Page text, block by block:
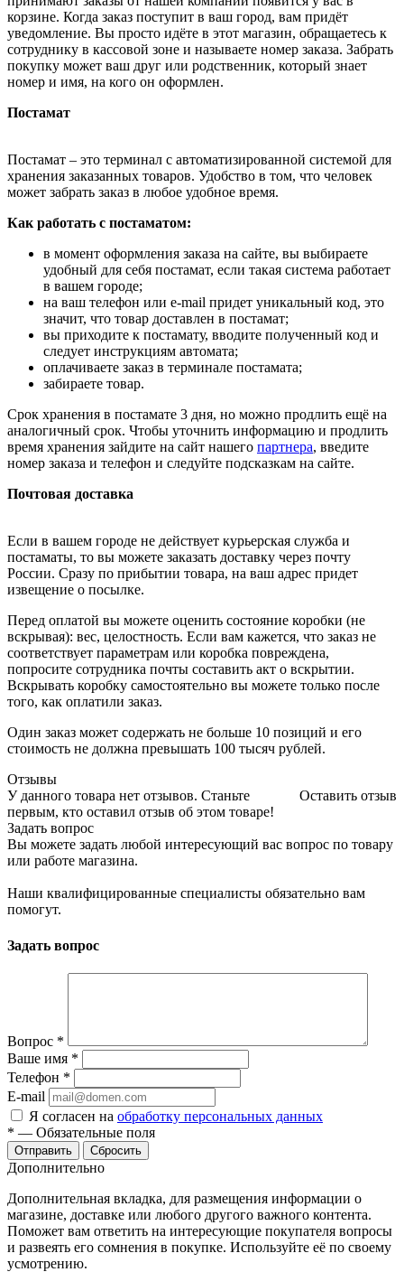
корзине. Когда заказ поступит в ваш город, вам придёт
уведомление. Вы просто идёте в этот магазин, обращаетесь к
сотруднику в кассовой зоне и называете номер заказа. Забрать
покупку может ваш друг или родственник, который знает
номер и имя, на кого он оформлен.
Постамат
Постамат – это терминал с автоматизированной системой для
хранения заказанных товаров. Удобство в том, что человек
может забрать заказ в любое удобное время.
Как работать с постаматом:
в момент оформления заказа на сайте, вы выбираете
удобный для себя постамат, если такая система работает
в вашем городе;
на ваш телефон или e-mail придет уникальный код, это
значит, что товар доставлен в постамат;
вы приходите к постамату, вводите полученный код и
следует инструкциям автомата;
оплачиваете заказ в терминале постамата;
забираете товар.
Срок хранения в постамате 3 дня, но можно продлить ещё на
аналогичный срок. Чтобы уточнить информацию и продлить
время хранения зайдите на сайт нашего партнера, введите
номер заказа и телефон и следуйте подсказкам на сайте.
Почтовая доставка
Если в вашем городе не действует курьерская служба и
постаматы, то вы можете заказать доставку через почту
России. Сразу по прибытии товара, на ваш адрес придет
извещение о посылке.
Перед оплатой вы можете оценить состояние коробки (не
вскрывая): вес, целостность. Если вам кажется, что заказ не
соответствует параметрам или коробка повреждена,
попросите сотрудника почты составить акт о вскрытии.
Вскрывать коробку самостоятельно вы можете только после
того, как оплатили заказ.
Один заказ может содержать не больше 10 позиций и его
стоимость не должна превышать 100 тысяч рублей.
Отзывы
Оставить отзыв
У данного товара нет отзывов. Станьте
первым, кто оставил отзыв об этом товаре!
Задать вопрос
Вы можете задать любой интересующий вас вопрос по товару
или работе магазина.
Наши квалифицированные специалисты обязательно вам
помогут.
Задать вопрос
Вопрос *
Ваше имя *
Телефон *
E-mail
Я согласен на обработку персональных данных
* — Обязательные поля
Отправить Сбросить
Дополнительно
Дополнительная вкладка, для размещения информации о
магазине, доставке или любого другого важного контента.
Поможет вам ответить на интересующие покупателя вопросы
и развеять его сомнения в покупке. Используйте её по своему
усмотрению.